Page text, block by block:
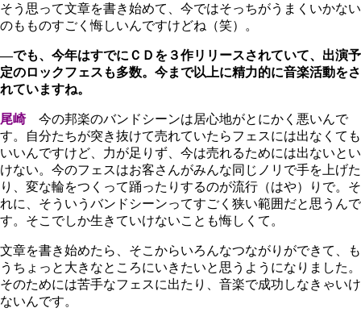
そう思って文章を書き始めて、今ではそっちがうまくいかない
のもものすごく悔しいんですけどね（笑）。
―でも、今年はすでにＣＤを３作リリースされていて、出演予
定のロックフェスも多数。今まで以上に精力的に音楽活動をさ
れていますね。
尾崎今の邦楽のバンドシーンは居心地がとにかく悪いんで
す。自分たちが突き抜けて売れていたらフェスには出なくても
いいんですけど、力が足りず、今は売れるためには出ないとい
けない。今のフェスはお客さんがみんな同じノリで手を上げた
り、変な輪をつくって踊ったりするのが流行（はや）りで。そ
れに、そういうバンドシーンってすごく狭い範囲だと思うんで
す。そこでしか生きていけないことも悔しくて。
文章を書き始めたら、そこからいろんなつながりができて、も
うちょっと大きなところにいきたいと思うようになりました。
そのためには苦手なフェスに出たり、音楽で成功しなきゃいけ
ないんです。